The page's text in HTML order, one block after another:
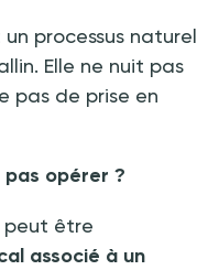
processus naturel
Elle ne nuit pas
pas de prise en
opérer ?
peut être
associé à un